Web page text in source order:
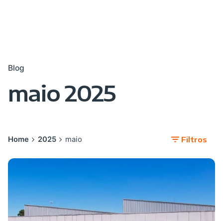
Blog
maio 2025
Home 2025 maio Filtros